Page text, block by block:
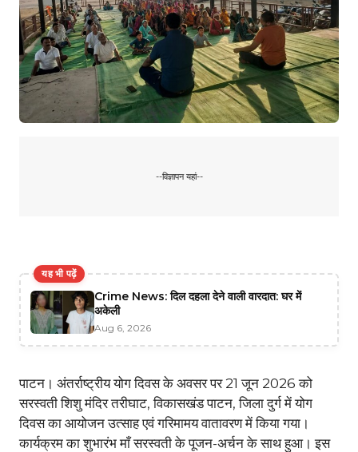
--विज्ञापन यहां--
यह भी पढ़ें
Crime News: दिल दहला देने वाली वारदात: घर में
अकेली
Aug 6, 2026
पाटन। अंतर्राष्ट्रीय योग दिवस के अवसर पर 21 जून 2026 को
सरस्वती शिशु मंदिर तरीघाट, विकासखंड पाटन, जिला दुर्ग में योग
दिवस का आयोजन उत्साह एवं गरिमामय वातावरण में किया गया।
कार्यक्रम का शुभारंभ माँ सरस्वती के पूजन-अर्चन के साथ हुआ। इस